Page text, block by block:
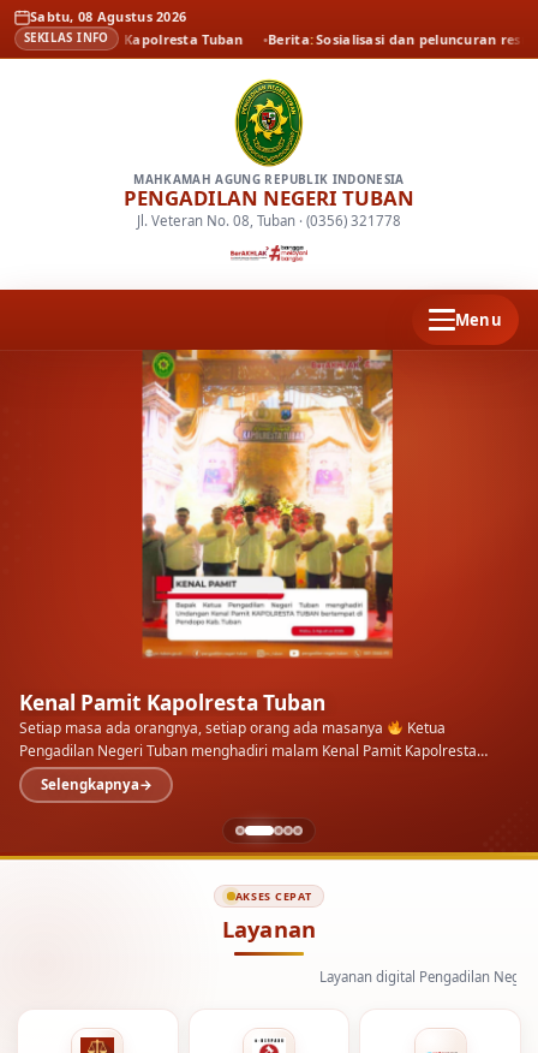
Sabtu, 08 Agustus 2026
SEKILAS INFO
Pamit Kapolresta Tuban Berita Sosialisasi dan peluncuran resmi
MAHKAMAH AGUNG REPUBLIK INDONESIA
PENGADILAN NEGERI TUBAN
Jl. Veteran No. 08, Tuban · (0356) 321778
Menu
Kenal Pamit Kapolresta Tuban
Setiap masa ada orangnya, setiap orang ada masanya
Ketua
Pengadilan Negeri Tuban menghadiri malam Kenal Pamit Kapolresta
Tuban di Pendopo Kab.…
Selengkapnya
AKSES CEPAT
Layanan
Layanan digital Pengadilan Negeri Tuban